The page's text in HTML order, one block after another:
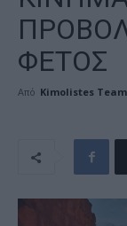
ΦΕΤΟΣ
Από Kimolistes Team